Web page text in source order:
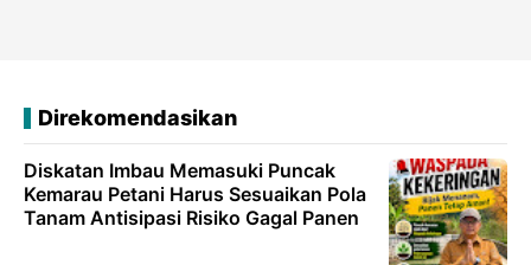
Direkomendasikan
Diskatan Imbau Memasuki Puncak
Kemarau Petani Harus Sesuaikan Pola
Tanam Antisipasi Risiko Gagal Panen